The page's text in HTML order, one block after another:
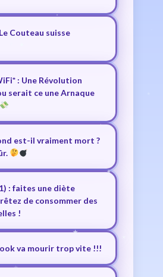
Couteau suisse
: Une Révolution
serait ce une Arnaque
est-il vraiment mort ?
: faites une diète
de consommer des
!
va mourir trop vite !!!